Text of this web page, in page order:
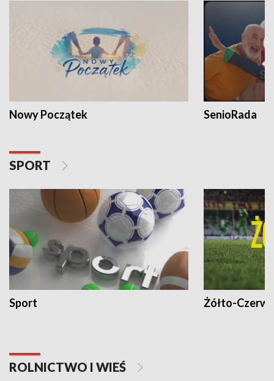
Nowy Początek SenioRada
SPORT
Sport Żółto-
ROLNICTWO I WIEŚ